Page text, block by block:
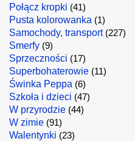
Połącz kropki (41)
Pusta kolorowanka (1)
Samochody, transport(227)
Smerfy (9)
Sprzeczności (17)
Superbohaterowie (11)
Świnka Peppa (6)
Szkoła i dzieci (47)
W przyrodzie (44)
W zimie (91)
Walentynki (23)